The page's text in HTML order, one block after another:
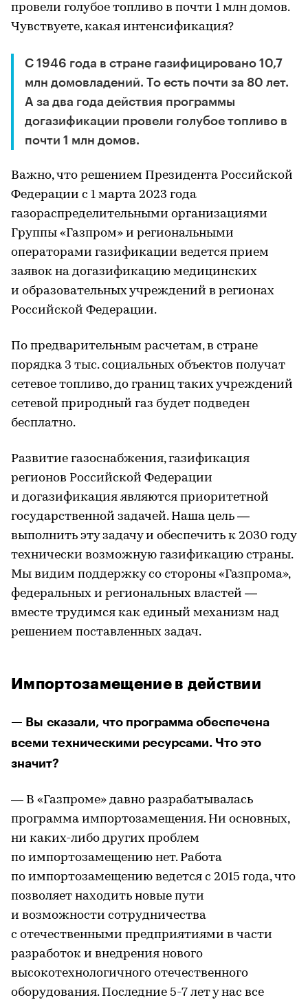
провели голубое топливо в почти 1 млн домов.
Чувствуете, какая интенсификация?
С 1946 года в стране газифицировано 10,7
млн домовладений. То есть почти за 80 лет.
А за два года действия программы
догазификации провели голубое топливо в
почти 1 млн домов.
Важно, что решением Президента Российской
Федерации с 1 марта 2023 года
газораспределительными организациями
Группы «Газпром» и региональными
операторами газификации ведется прием
заявок на догазификацию медицинских
и образовательных учреждений в регионах
Российской Федерации.
По предварительным расчетам, в стране
порядка 3 тыс. социальных объектов получат
сетевое топливо, до границ таких учреждений
сетевой природный газ будет подведен
бесплатно.
Развитие газоснабжения, газификация
регионов Российской Федерации
и догазификация являются приоритетной
государственной задачей. Наша цель —
выполнить эту задачу и обеспечить к 2030 году
технически возможную газификацию страны.
Мы видим поддержку со стороны «Газпрома»,
федеральных и региональных властей —
вместе трудимся как единый механизм над
решением поставленных задач.
Импортозамещение в действии
— Вы сказали, что программа обеспечена
всеми техническими ресурсами. Что это
значит?
— В «Газпроме» давно разрабатывалась
программа импортозамещения. Ни основных,
ни каких-либо других проблем
по импортозамещению нет. Работа
по импортозамещению ведется с 2015 года, что
позволяет находить новые пути
и возможности сотрудничества
с отечественными предприятиями в части
разработок и внедрения нового
высокотехнологичного отечественного
оборудования. Последние 5-7 лет у нас все